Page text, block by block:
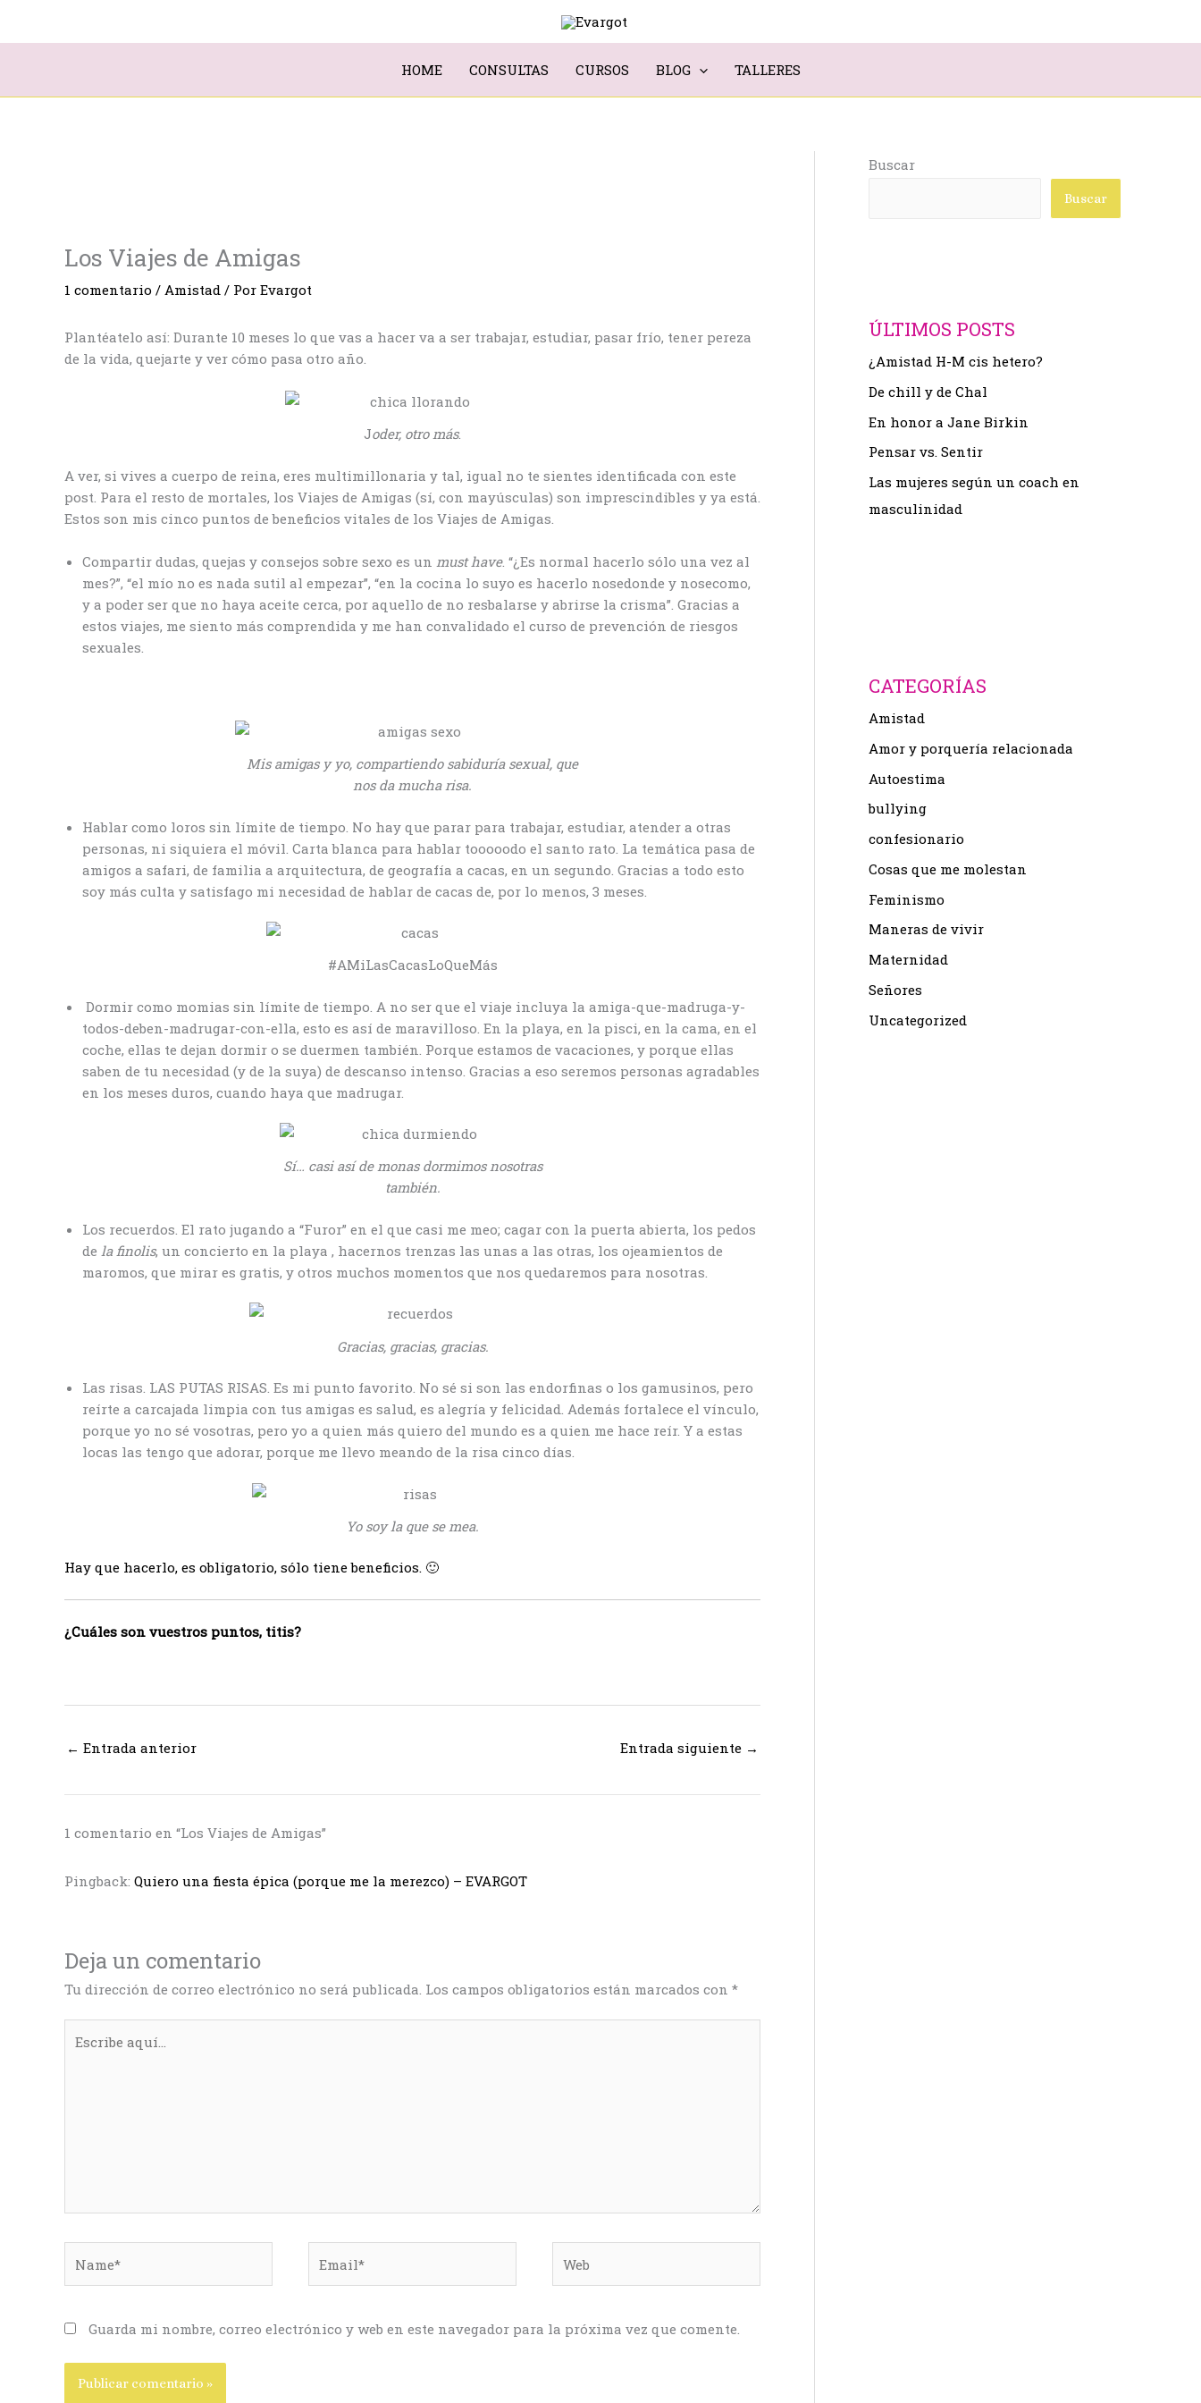
HOME
CONSULTAS CURSOS BLOG TALLERES
Los Viajes de Amigas
1 comentario / Amistad / Por Evargot
Plantéatelo así: Durante 10 meses lo que vas a hacer va a ser trabajar, estudiar, pasar frío, tener pereza
de la vida, quejarte y ver cómo pasa otro año.
Joder, otro más.
A ver, si vives a cuerpo de reina, eres multimillonaria y tal, igual no te sientes identificada con este
post. Para el resto de mortales, los Viajes de Amigas (sí, con mayúsculas) son imprescindibles y ya está.
Estos son mis cinco puntos de beneficios vitales de los Viajes de Amigas.
Compartir dudas, quejas y consejos sobre sexo es un must have. “¿Es normal hacerlo sólo una vez al
mes?”, “el mío no es nada sutil al empezar”, “en la cocina lo suyo es hacerlo nosedonde y nosecomo,
y a poder ser que no haya aceite cerca, por aquello de no resbalarse y abrirse la crisma”. Gracias a
estos viajes, me siento más comprendida y me han convalidado el curso de prevención de riesgos
sexuales.
Mis amigas y yo, compartiendo sabiduría sexual, que
nos da mucha risa.
Hablar como loros sin límite de tiempo. No hay que parar para trabajar, estudiar, atender a otras
personas, ni siquiera el móvil. Carta blanca para hablar tooooodo el santo rato. La temática pasa de
amigos a safari, de familia a arquitectura, de geografía a cacas, en un segundo. Gracias a todo esto
soy más culta y satisfago mi necesidad de hablar de cacas de, por lo menos, 3 meses.
#AMiLasCacasLoQueMás
Dormir como momias sin límite de tiempo. A no ser que el viaje incluya la amiga-que-madruga-y-
todos-deben-madrugar-con-ella, esto es así de maravilloso. En la playa, en la pisci, en la cama, en el
coche, ellas te dejan dormir o se duermen también. Porque estamos de vacaciones, y porque ellas
saben de tu necesidad (y de la suya) de descanso intenso. Gracias a eso seremos personas agradables
en los meses duros, cuando haya que madrugar.
Sí… casi así de monas dormimos nosotras
también.
Los recuerdos. El rato jugando a “Furor” en el que casi me meo; cagar con la puerta abierta, los pedos
de la finolis, un concierto en la playa , hacernos trenzas las unas a las otras, los ojeamientos de
maromos, que mirar es gratis, y otros muchos momentos que nos quedaremos para nosotras.
Gracias, gracias, gracias.
Las risas. LAS PUTAS RISAS. Es mi punto favorito. No sé si son las endorfinas o los gamusinos, pero
reírte a carcajada limpia con tus amigas es salud, es alegría y felicidad. Además fortalece el vínculo,
porque yo no sé vosotras, pero yo a quien más quiero del mundo es a quien me hace reír. Y a estas
locas las tengo que adorar, porque me llevo meando de la risa cinco días.
Yo soy la que se mea.
Hay que hacerlo, es obligatorio, sólo tiene beneficios. 🙂
¿Cuáles son vuestros puntos, titis?
← Entrada anterior Entrada siguiente →
1 comentario en “Los Viajes de Amigas”
Pingback: Quiero una fiesta épica (porque me la merezco) – EVARGOT
Deja un comentario
Tu dirección de correo electrónico no será publicada. Los campos obligatorios están marcados con *
aquí...
Guarda mi nombre, correo electrónico y web en este navegador para la próxima vez que comente.
Buscar
Buscar
ÚLTIMOS POSTS
¿Amistad H-M cis hetero?
De chill y de Chal
En honor a Jane Birkin
Pensar vs. Sentir
Las mujeres según un coach en
masculinidad
CATEGORÍAS
Amistad
Amor y porquería relacionada
Autoestima
bullying
confesionario
Cosas que me molestan
Feminismo
Maneras de vivir
Maternidad
Señores
Uncategorized